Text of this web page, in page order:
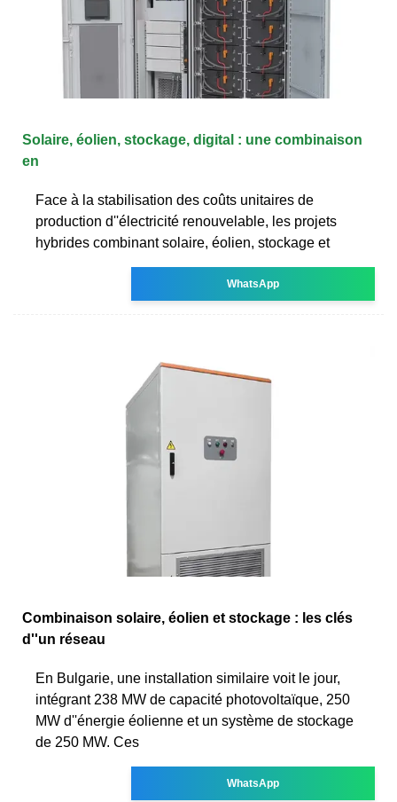
Solaire, éolien, stockage, digital : une combinaison
en
Face à la stabilisation des coûts unitaires de
production d''électricité renouvelable, les projets
hybrides combinant solaire, éolien, stockage et
WhatsApp
Combinaison solaire, éolien et stockage : les clés
d''un réseau
En Bulgarie, une installation similaire voit le jour,
intégrant 238 MW de capacité photovoltaïque, 250
MW d''énergie éolienne et un système de stockage
de 250 MW. Ces
WhatsApp